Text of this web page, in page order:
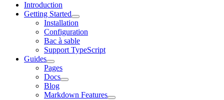
Introduction
Getting Started
Installation
Configuration
Bac à sable
Support TypeScript
Guides
Pages
Docs
Blog
Markdown Features